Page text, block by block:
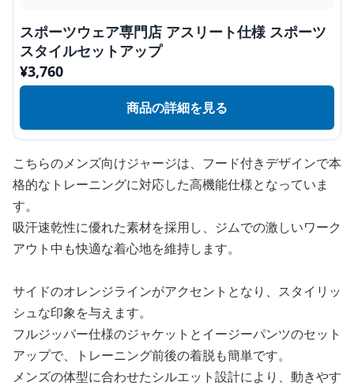
スポーツウェア専門店 アスリート仕様 スポーツ
スタイルセットアップ
¥3,760
商品の詳細を見る
こちらのメンズ向けジャージは、フード付きデザインで本
格的なトレーニングに対応した高機能仕様となっていま
す。
吸汗速乾性に優れた素材を採用し、ジムでの激しいワーク
アウト中も快適な着心地を維持します。
サイドのオレンジラインがアクセントとなり、スタイリッ
シュな印象を与えます。
フルジッパー仕様のジャケットとイージーパンツのセット
アップで、トレーニング前後の着脱も簡単です。
メンズの体型に合わせたシルエット設計により、動きやす